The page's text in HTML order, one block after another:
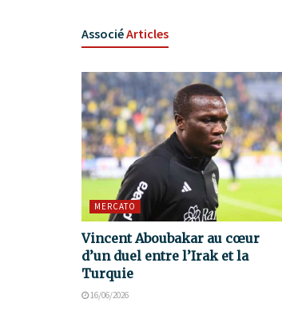
AssociéArticles
MERCATO
Vincent Aboubakar au cœur
d’un duel entre l’Irak et la
Turquie
16/06/2026